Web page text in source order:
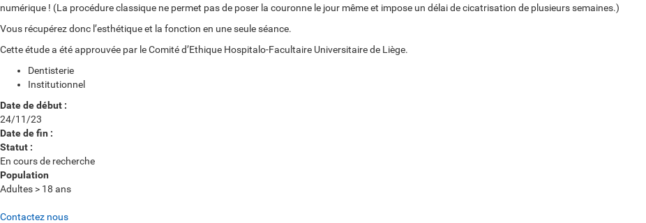
numérique ! (La procédure classique ne permet pas de poser la couronne le jour même et impose un délai de cicatrisation de plusieurs semaines.)
Vous récupérez donc l’esthétique et la fonction en une seule séance.
Cette étude a été approuvée par le Comité d’Ethique Hospitalo-Facultaire Universitaire de Liège.
Dentisterie
Institutionnel
Date de début :
24/11/23
Date de fin :
Statut :
En cours de recherche
Population
Adultes > 18 ans
Contactez nous